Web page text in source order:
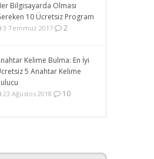
Bilgisayarda Olması
10 Ücretsiz Program
3 Temmuz 2017 2
Kelime Bulma: En İyi
5 Anahtar Kelime
23 Ağustos 2018 10